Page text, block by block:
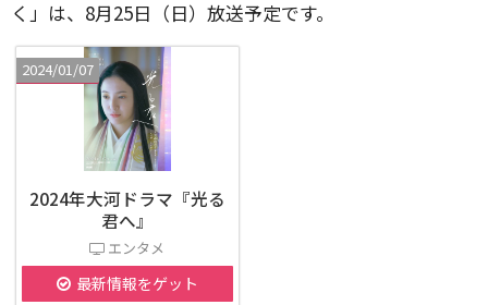
く」は、8月25日（日）放送予定です。
2024/01/07
2024年大河ドラマ『光る
君へ』
エンタメ
最新情報をゲット